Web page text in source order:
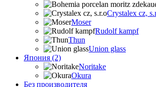
Crystalex cz,
Moser
Rudolf kampf
Thun
Union glass
Япония (2)
Noritake
Okura
Без производителя